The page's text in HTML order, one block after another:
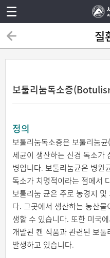
질
보툴리눔독소증
정의
보툴리눔독소증은 보툴리눔
세균이 생산하는 신경 독소가
병입니다. 보툴리눔균은 병원
독소가 치명적이라는 점에서
보툴리눔 균은 주로 농경지
다. 그곳에서 생산하는 농산
생할 수 있습니다. 또한 미국
개발된 캔 식품과 관련된 보
발생하고 있습니다.